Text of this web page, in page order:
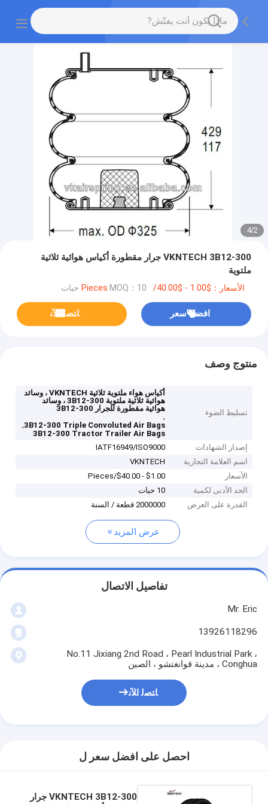
2
/
4
VKNTECH 3B12-300 جرار مقطورة أكياس هوائية ثلاثية
ملتوية
الأسعار：$1.00 - $40.00/Pieces MOQ：10 حبات
افضل سعر ﺎﺘﺼﻟ ﺍﻶﻧ
منتوج وصف
تسليط الضوء
أكياس هواء ملتوية ثلاثية VKNTECH ، وسائد
هوائية ثلاثية ملتوية 3B12-300 ، وسائد
هوائية مقطورة للجرار 3B12-300
,
3B12-300 Triple Convoluted Air Bags
,
3B12-300 Tractor Trailer Air Bags
إصدار الشهادات
IATF16949/ISO9000
اسم العلامة التجارية
VKNTECH
الأسعار
$1.00 - $40.00/Pieces
الحد الأدنى لكمية
10 حبات
القدرة على العرض
2000000 قطعة / السنة
عرض المزيد
تفاصيل الاتصال
Mr. Eric
13926118296
No.11 Jixiang 2nd Road ، Pearl Industrial Park ،
Conghua ، مدينة قوانغتشو ، الصين
ﺎﺘﺼﻟ ﺍﻶﻧ
احصل على افضل سعر ل
VKNTECH 3B12-300 جرار